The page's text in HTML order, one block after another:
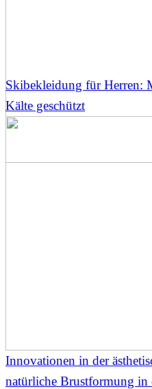
Skibekleidung für Herren:
Kälte geschützt
Innovationen in der
natürliche Brustformung in